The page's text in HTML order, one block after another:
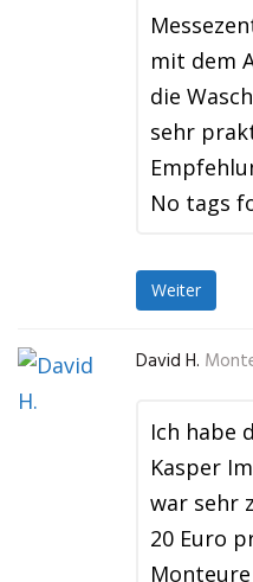
mit dem
die
sehr
No tags
Weiter
David H.
Ich habe
Kasper
war sehr
20 Euro